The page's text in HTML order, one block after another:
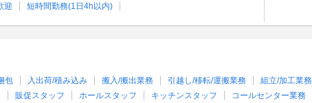
迎
短時間勤務(1日4h以内)
包 入出荷/積み込み 搬入/搬出業務 引越し/移転/運搬業務 組立/加工業務
販促スタッフ ホールスタッフ キッチンスタッフ コールセンター業務